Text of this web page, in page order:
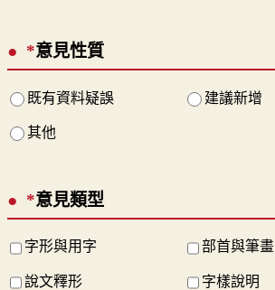
*意見性質
既有資料疑誤 建議新增
其他
*意見類型
字形與用字 部首與筆畫
說文釋形 字樣說明